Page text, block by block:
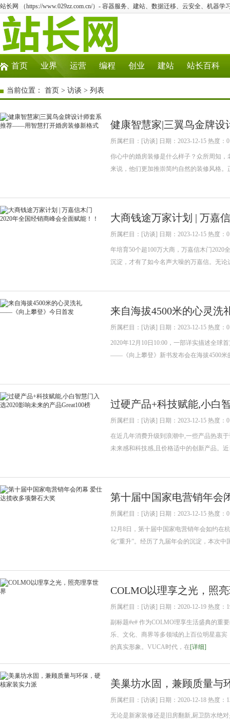
站长网 （https://www.029zz.com.cn/）- 容器服务、建站、数据迁移、云安全、机器学
首页 业界 运营 编程 创业 建站 站长百科
当前位置： 首页 > 访谈 > 列表
健康智慧家|三翼鸟金牌
所属栏目：[访谈] 日期：2023-12-15 热度：0
你心中的婚房装修是什么样子？众所周知
来说，他们更加推崇简约自然的装修风格
大商钱途万家计划 | 万嘉
所属栏目：[访谈] 日期：2023-12-15 热度：0
年培育50个超100万大商，万嘉信木门
沉淀，才有了如今名声大噪的万嘉信。无
来自海拔4500米的心灵
所属栏目：[访谈] 日期：2023-12-15 热度：0
2020年12月10日10:00，一部详实描述全球
――《向上攀登》新书发布会在海拔4500米
过硬产品+科技赋能,小白
所属栏目：[访谈] 日期：2023-12-15 热度：0
在近几年消费升级到浪潮中,一些产品热衷
未来感和科技感,且价格适中的创新产品。
第十届中国家电营销年会
所属栏目：[访谈] 日期：2023-12-15 热度：0
12月8日，第十届中国家电营销年会如约在
化“重升”。经历了九届年会的沉淀，本次中
COLMO以理享之光，照
所属栏目：[访谈] 日期：2020-12-19 热度：
副标题#e# 作为COLMO理享生活盛典的重
乐、文化、商界等多领域的上百位明星嘉
的真实形象。VUCA时代，在[详细]
美巢坊水固，兼顾质量与
所属栏目：[访谈] 日期：2020-12-18 热度：
无论是新家装修还是旧房翻新,厨卫防水绝